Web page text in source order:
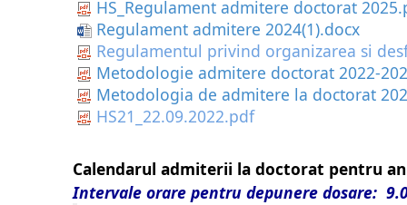
HS_Regulament admitere doctorat
Regulament admitere 2024(1).docx
Regulamentul privind organizarea si
Metodologie admitere doctorat 2022-
Metodologia de admitere la doctorat
HS21_22.09.2022.pdf
Calendarul admiterii la doctorat pentru
Intervale orare pentru depunere dosare: